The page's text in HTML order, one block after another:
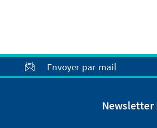
Envoyer par mail
Newsletter